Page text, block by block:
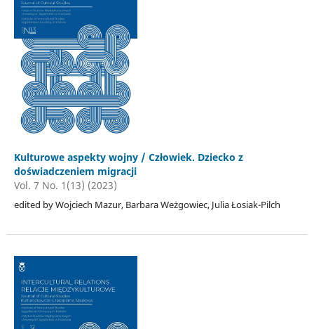
Kulturowe aspekty wojny / Człowiek. Dziecko z
doświadczeniem migracji
Vol. 7 No. 1(13) (2023)
edited by Wojciech Mazur, Barbara Weżgowiec, Julia Łosiak-Pilch